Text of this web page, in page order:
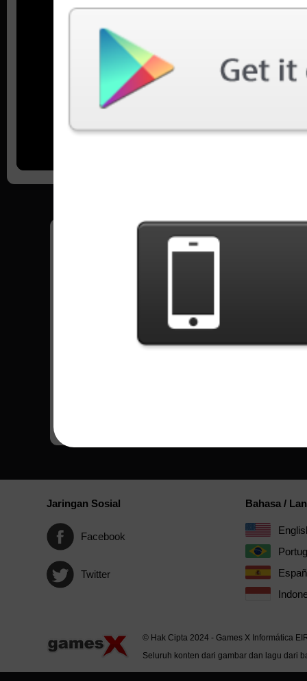
Miliki semua Skor kamu saat game
Semua Lagu - Thin Lizzy
Jaringan Sosial
Facebook
Twitter
Bahasa /
© Hak Cipta 2024 - Games X Informática
Seluruh konten dari gambar dan lagu dari